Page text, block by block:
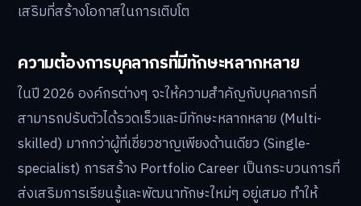
เสริมที่สร้างโอกาสในการเติบโต
ความต้องการบุคลากรที่มีทักษะหลากหลาย
ในปี 2026 องค์กรต่างๆ จะให้ความสำคัญกับบุคลากรที่
สามารถปรับตัวได้รวดเร็วและมีทักษะหลากหลาย (Multi-
skilled) มากกว่าผู้ที่เชี่ยวชาญเพียงด้านเดียว (Single-
specialist) การสร้าง Portfolio Career เป็นกระบวนการที่
ส่งเสริมการเรียนรู้และพัฒนาทักษะใหม่ๆ อยู่เสมอ ทำให้